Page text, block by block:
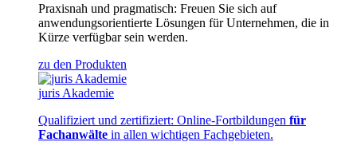
Praxisnah und pragmatisch: Freuen Sie sich auf
anwendungsorientierte Lösungen für Unternehmen, die in
Kürze verfügbar sein werden.
zu den Produkten
juris Akademie
Qualifiziert und zertifiziert: Online-Fortbildungen für
Fachanwälte in allen wichtigen Fachgebieten.